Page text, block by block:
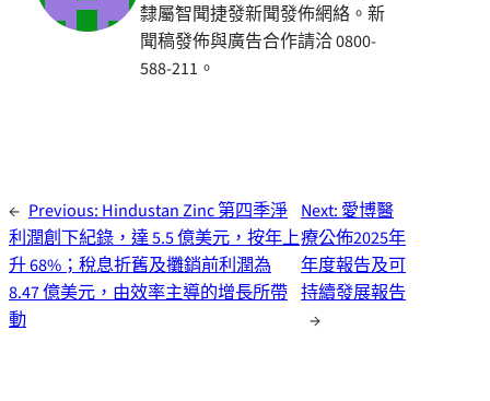
隸屬智聞捷發新聞發佈網絡。新
聞稿發佈與廣告合作請洽 0800-
588-211。
← Previous: Hindustan Zinc 第四季淨
利潤創下紀錄，達 5.5 億美元，按年上
升 68%；稅息折舊及攤銷前利潤為
8.47 億美元，由效率主導的增長所帶
動
Next: 愛博醫
療公佈2025年
年度報告及可
持續發展報告
→